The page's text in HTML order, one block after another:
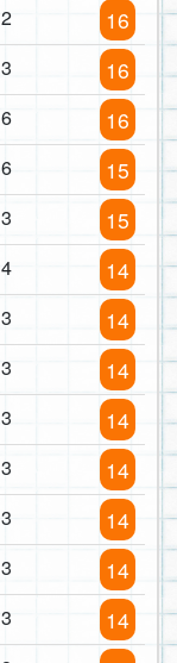
2 16
3 16
6 16
6 15
3 15
4 14
3 14
3 14
3 14
3 14
3 14
3 14
3 14